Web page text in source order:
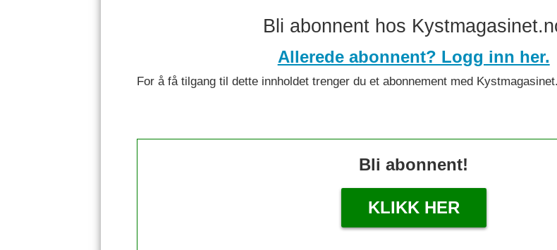
Bli abonnent hos
Allerede abonnent? Logg inn her.
For å få tilgang til dette innholdet trenger du et abonnement med
Bli abonnent!
KLIKK HER